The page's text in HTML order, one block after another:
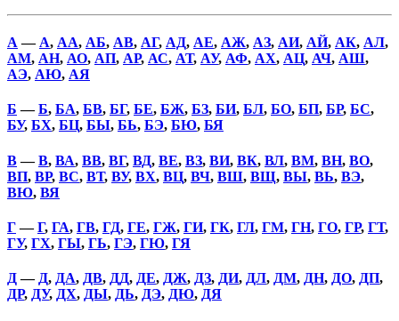
А — А, АА, АБ, АВ, АГ, АД, АЕ, АЖ, АЗ, АИ, АЙ, АК, АЛ,
АМ, АН, АО, АП, АР, АС, АТ, АУ, АФ, АХ, АЦ, АЧ, АШ,
АЭ, АЮ, АЯ
Б —Б, БА, БВ, БГ, БЕ, БЖ, БЗ, БИ, БЛ, БО, БП, БР, БС,
БУ, БХ, БЦ, БЫ, БЬ, БЭ, БЮ, БЯ
В—В, ВА, ВВ, ВГ, ВД, ВЕ, ВЗ, ВИ, ВК, ВЛ, ВМ, ВН, ВО,
ВП, ВР, ВС, ВТ, ВУ, ВХ, ВЦ, ВЧ, ВШ, ВЩ, ВЫ, ВЬ, ВЭ,
ВЮ, ВЯ
Г—Г, ГА, ГВ, ГД, ГЕ, ГЖ, ГИ, ГК, ГЛ, ГМ, ГН, ГО, ГР, ГТ,
ГУ, ГХ, ГЫ, ГЬ, ГЭ, ГЮ, ГЯ
Д— Д, ДА, ДВ, ДД, ДЕ, ДЖ, ДЗ, ДИ, ДЛ, ДМ, ДН, ДО, ДП,
ДР, ДУ, ДХ, ДЫ, ДЬ, ДЭ, ДЮ, ДЯ